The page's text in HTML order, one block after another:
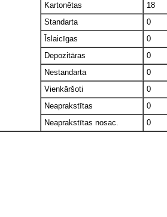
Kartonētas 18
Standarta
0
Īslaicīgas
0
Depozitāras
0
Nestandarta
0
Vienkāršoti
0
Neaprakstītas
0
Neaprakstītas nosac.
0